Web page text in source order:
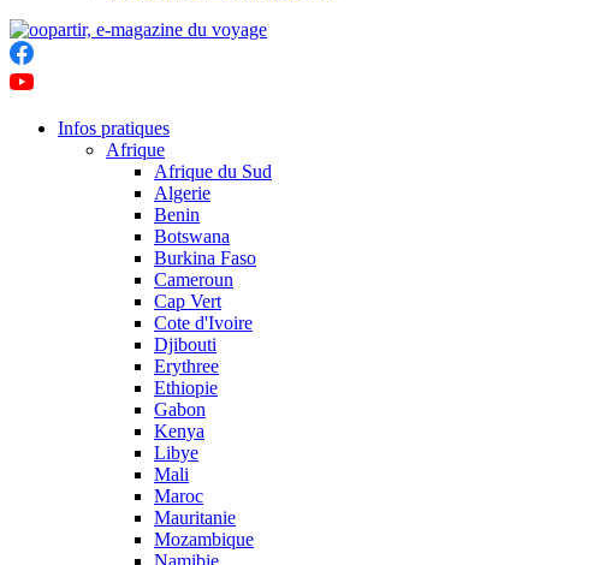
Infos pratiques
Afrique
Afrique du Sud
Algerie
Benin
Botswana
Burkina Faso
Cameroun
Cap Vert
Cote d'Ivoire
Djibouti
Erythree
Ethiopie
Gabon
Kenya
Libye
Mali
Maroc
Mauritanie
Mozambique
Namibie